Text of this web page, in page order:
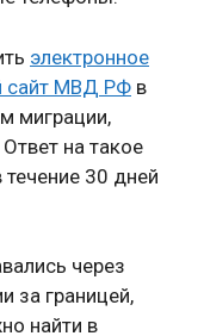
электронное
сайт МВД РФ в
миграции,
на такое
30 дней
через
за границей,
найти в